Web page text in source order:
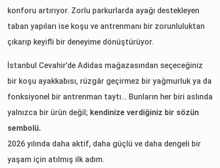
konforu artırıyor. Zorlu parkurlarda ayağı destekleyen
taban yapıları ise koşu ve antrenmanı bir zorunluluktan
çıkarıp keyifli bir deneyime dönüştürüyor.
İstanbul Cevahir’de Adidas mağazasından seçeceğiniz
bir koşu ayakkabısı, rüzgâr geçirmez bir yağmurluk ya da
fonksiyonel bir antrenman taytı… Bunların her biri aslında
yalnızca bir ürün değil; kendinize verdiğiniz bir sözün
sembolü.
2026 yılında daha aktif, daha güçlü ve daha dengeli bir
yaşam için atılmış ilk adım.